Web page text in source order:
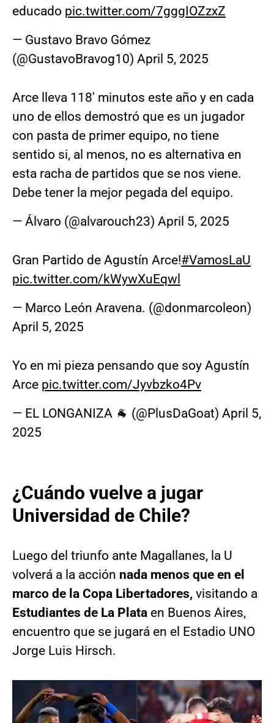
educado pic.twitter.com/7gggIOZzxZ
— Gustavo Bravo Gómez
(@GustavoBravog10) April 5, 2025
Arce lleva 118' minutos este año y en cada
uno de ellos demostró que es un jugador
con pasta de primer equipo, no tiene
sentido si, al menos, no es alternativa en
esta racha de partidos que se nos viene.
Debe tener la mejor pegada del equipo.
— Álvaro (@alvarouch23) April 5, 2025
Gran Partido de Agustín Arce!#VamosLaU
pic.twitter.com/kWywXuEqwl
— Marco León Aravena. (@donmarcoleon)
April 5, 2025
Yo en mi pieza pensando que soy Agustín
Arce pic.twitter.com/Jyvbzko4Pv
— EL LONGANIZA 🐐 (@PlusDaGoat) April 5,
2025
¿Cuándo vuelve a jugar
Universidad de Chile?
Luego del triunfo ante Magallanes, la U
volverá a la acción nada menos que en el
marco de la Copa Libertadores, visitando a
Estudiantes de La Plata en Buenos Aires,
encuentro que se jugará en el Estadio UNO
Jorge Luis Hirsch.